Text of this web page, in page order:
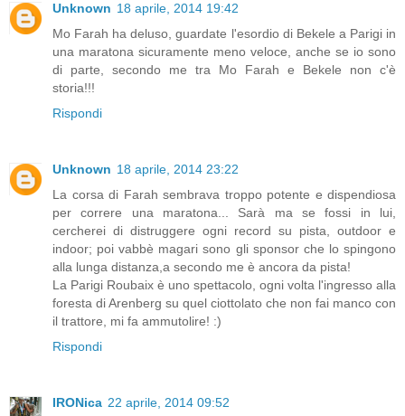
Unknown 18 aprile, 2014 19:42
Mo Farah ha deluso, guardate l'esordio di Bekele a Parigi in
una maratona sicuramente meno veloce, anche se io sono
di parte, secondo me tra Mo Farah e Bekele non c'è
storia!!!
Rispondi
Unknown 18 aprile, 2014 23:22
La corsa di Farah sembrava troppo potente e dispendiosa
per correre una maratona... Sarà ma se fossi in lui,
cercherei di distruggere ogni record su pista, outdoor e
indoor; poi vabbè magari sono gli sponsor che lo spingono
alla lunga distanza,a secondo me è ancora da pista!
La Parigi Roubaix è uno spettacolo, ogni volta l'ingresso alla
foresta di Arenberg su quel ciottolato che non fai manco con
il trattore, mi fa ammutolire! :)
Rispondi
IRONica 22 aprile, 2014 09:52